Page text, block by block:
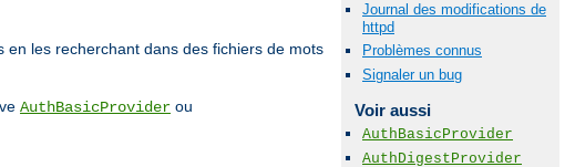
en les recherchant dans des fichiers de mots
AuthBasicProvider ou
Journal des modifications de
httpd
Problèmes connus
Signaler un bug
Voir aussi
AuthBasicProvider
AuthDigestProvider